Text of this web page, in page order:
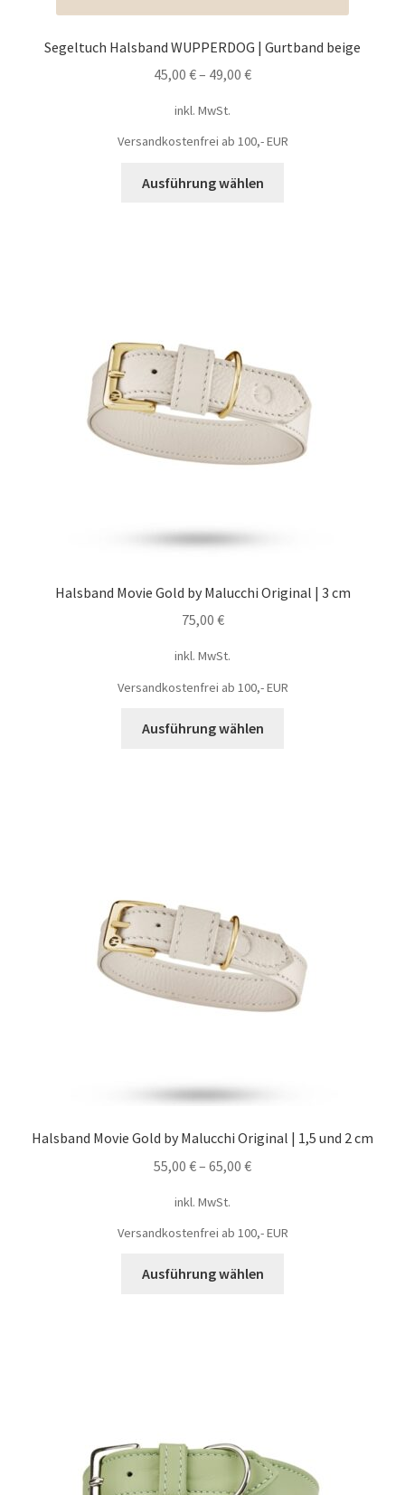
Segeltuch Halsband WUPPERDOG | Gurtband beige
45,00 €– 49,00 €
inkl. MwSt.
Versandkostenfrei ab 100,- EUR
Ausführung wählen
Halsband Movie Gold by Malucchi Original | 3 cm
75,00 €
inkl. MwSt.
Versandkostenfrei ab 100,- EUR
Ausführung wählen
Halsband Movie Gold by Malucchi Original | 1,5 und 2 cm
55,00 €– 65,00 €
inkl. MwSt.
Versandkostenfrei ab 100,- EUR
Ausführung wählen